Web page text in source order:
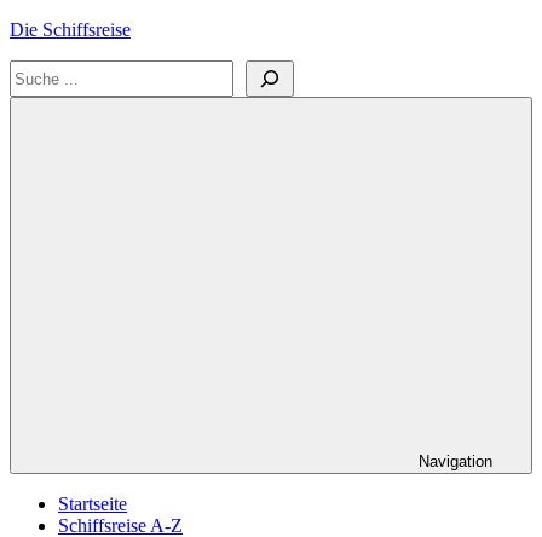
Zum
springen
Die Schiffsreise
Literatur-
Suchen
Navigation
Startseite
Schiffsreise A-Z